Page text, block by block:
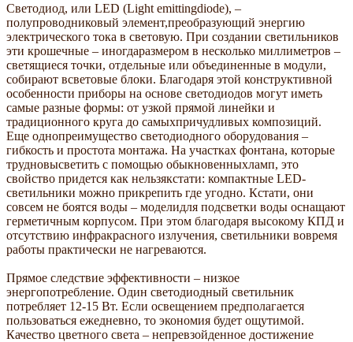
Светодиод, или LED (Light emittingdiode), –
полупроводниковый элемент,преобразующий энергию
электрического тока в световую. При создании светильников
эти крошечные – иногдаразмером в несколько миллиметров –
светящиеся точки, отдельные или объединенные в модули,
собирают всветовые блоки. Благодаря этой конструктивной
особенности приборы на основе светодиодов могут иметь
самые разные формы: от узкой прямой линейки и
традиционного круга до самыхпричудливых композиций.
Еще однопреимущество светодиодного оборудования –
гибкость и простота монтажа. На участках фонтана, которые
трудновысветить с помощью обыкновенныхламп, это
свойство придется как нельзякстати: компактные LED-
светильники можно прикрепить где угодно. Кстати, они
совсем не боятся воды – моделидля подсветки воды оснащают
герметичным корпусом. При этом благодаря высокому КПД и
отсутствию инфракрасного излучения, светильники вовремя
работы практически не нагреваются.
Прямое следствие эффективности – низкое
энергопотребление. Один светодиодный светильник
потребляет 12-15 Вт. Если освещением предполагается
пользоваться ежедневно, то экономия будет ощутимой.
Качество цветного света – непревзойденное достижение